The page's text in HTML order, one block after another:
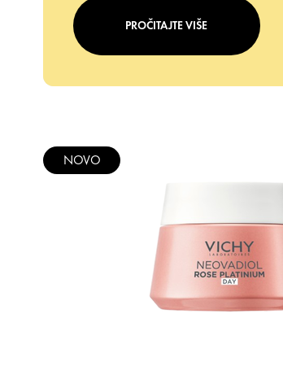
PROČITAJTE VIŠE
NOVO